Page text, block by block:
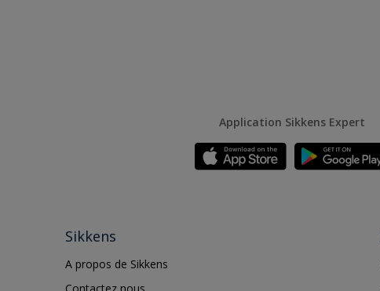
Application Sikkens Expert
Sikkens
A propos de Sikkens